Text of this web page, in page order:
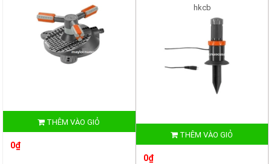
THÊM VÀO GIỎ
0₫
hkcb
THÊM VÀO GIỎ
0₫